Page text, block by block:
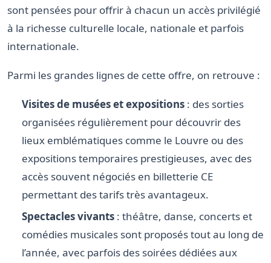
sont pensées pour offrir à chacun un accès privilégié
à la richesse culturelle locale, nationale et parfois
internationale.
Parmi les grandes lignes de cette offre, on retrouve :
Visites de musées et expositions : des sorties
organisées régulièrement pour découvrir des
lieux emblématiques comme le Louvre ou des
expositions temporaires prestigieuses, avec des
accès souvent négociés en billetterie CE
permettant des tarifs très avantageux.
Spectacles vivants : théâtre, danse, concerts et
comédies musicales sont proposés tout au long de
l’année, avec parfois des soirées dédiées aux